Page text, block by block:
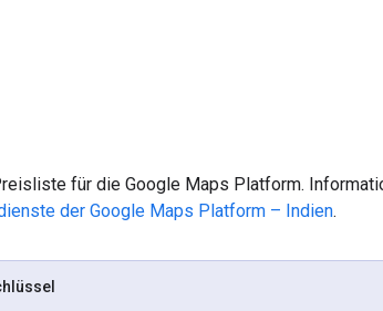
für die Google Maps Platform.
der Google Maps Platform – Indien.